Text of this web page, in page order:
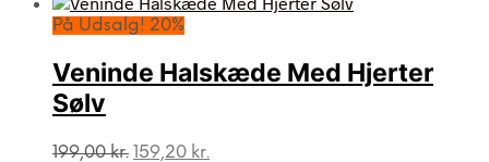
På Udsalg! 20%
Veninde Halskæde Med Hjerter
Sølv
199,00kr. Den
159,20 kr.